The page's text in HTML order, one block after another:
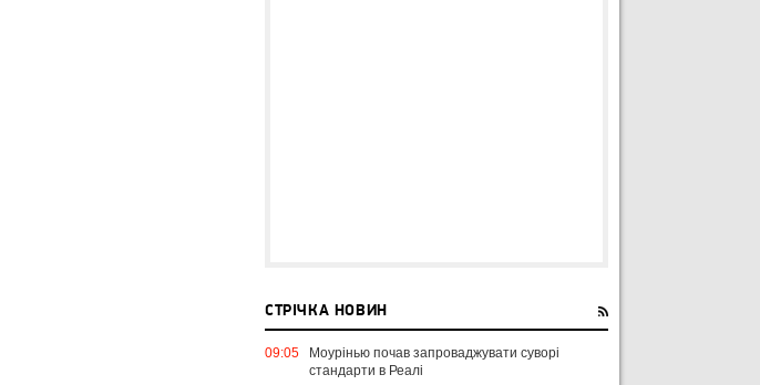
СТРІЧКА НОВИН
09:05
Моурінью почав запроваджувати суворі
стандарти в Реалі